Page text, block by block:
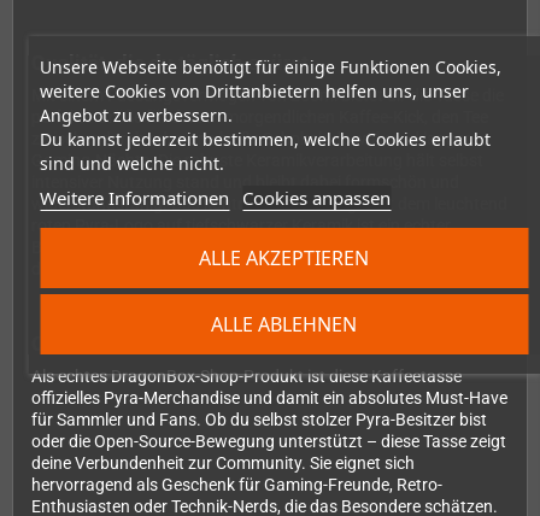
Unsere Webseite benötigt für einige Funktionen Cookies,
weitere Cookies von Drittanbietern helfen uns, unser
Angebot zu verbessern.
Du kannst jederzeit bestimmen, welche Cookies erlaubt
sind und welche nicht.
Weitere Informationen Cookies anpassen
ALLE ABLEHNEN
ALLE AKZEPTIEREN
Qualität, die du täglich spürst
Mit einem Fassungsvermögen von 250ml bietet dir die Tasse die
perfekte Größe für deinen morgendlichen Kaffee-Kick, den Tee
zwischendurch oder eine heiße Schokolade während langer
Gaming-Nächte. Die robuste Keramikverarbeitung hält selbst
widerstandsfähig. Das kontrastreiche Design mit dem leuchtend
roten Pyra-Logo auf tiefschwarzer Keramik ist ein echter
Blickfang und macht die Tasse zum perfekten Accessoire für
deinen Schreibtisch, dein Gaming-Setup oder die Küche.
Als echtes DragonBox-Shop-Produkt ist diese Kaffeetasse
offizielles Pyra-Merchandise und damit ein absolutes Must-Have
für Sammler und Fans. Ob du selbst stolzer Pyra-Besitzer bist
oder die Open-Source-Bewegung unterstützt – diese Tasse zeigt
deine Verbundenheit zur Community. Sie eignet sich
hervorragend als Geschenk für Gaming-Freunde, Retro-
Enthusiasten oder Technik-Nerds, die das Besondere schätzen.